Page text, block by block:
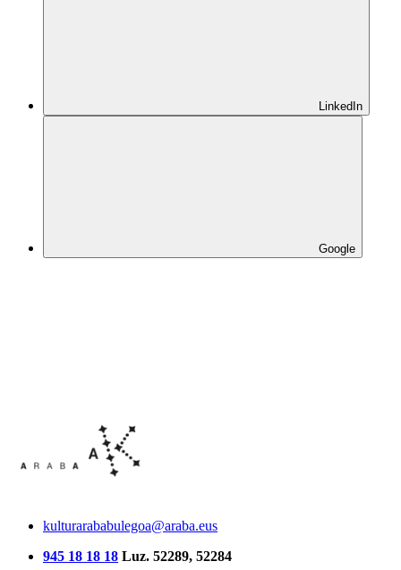
LinkedIn
Google
kulturarababulegoa@araba.eus
945 18 18 18 Luz. 52289, 52284